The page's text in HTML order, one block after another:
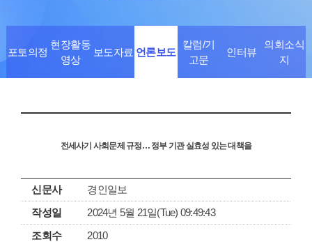
포토의정
현장활동
영상
보도자료 언론보도
칼럼/기
고문
인터뷰
의회소식
지
전세사기 사회문제 규정… 정부 기관 실효성 있는 대책을
신문사
경인일보
작성일
2024년 5월 21일(Tue) 09:49:43
조회수
2010